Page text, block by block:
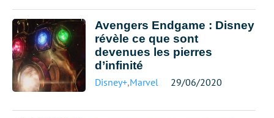
Avengers Endgame : Disney
révèle ce que sont
devenues les pierres
d’infinité
Disney+,Marvel 29/06/2020